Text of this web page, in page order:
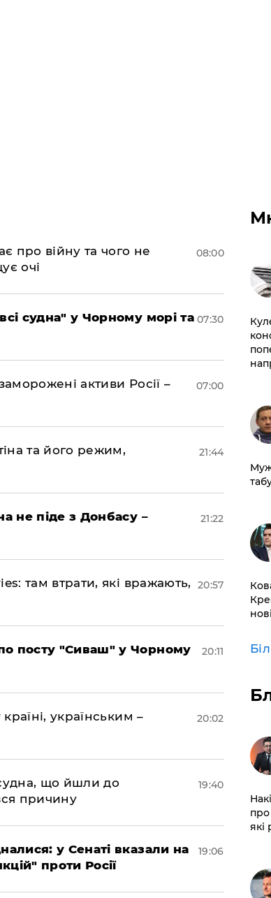
про війну та чого не
очі
08:00
судна" у Чорному морі та 07:30
активи Росії –
07:00
та його режим,
21:44
не піде з Донбасу –
21:22
там втрати, які вражають,
20:57
посту "Сиваш" у Чорному
20:11
українським –
20:02
що йшли до
причину
19:40
у Сенаті вказали на
проти Росії
19:06
про
які